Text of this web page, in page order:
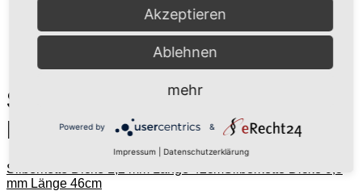
Silberkette Dicke 1,2 mm
Länge 38cm
Silberkette Dicke 1,2 mm Länge 42cm
mm Länge 46cm
Akzeptieren
Ablehnen
mehr
Powered by &
Impressum Datenschutzerklärung